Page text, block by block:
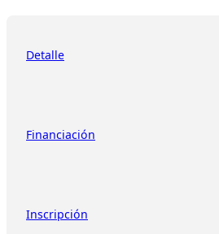
Detalle
Financiación
Inscripción